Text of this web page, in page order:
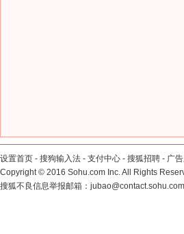
设置首页 - 搜狗输入法 - 支付中心 - 搜狐招聘 - 广
Copyright© 2016 Sohu.com Inc. All Rights
搜狐不良信息举报邮箱： jubao@contact.sohu.com